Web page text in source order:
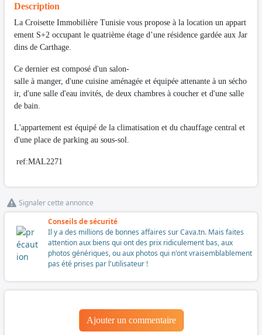
Description
La Croisette Immobilière Tunisie vous propose à la location un appart
ement S+2 occupant le quatrième étage d’une résidence gardée aux Jar
dins de Carthage.
Ce dernier est composé d'un salon-
salle à manger, d'une cuisine aménagée et équipée attenante à un sécho
ir, d'une salle d'eau invités, de deux chambres à coucher et d'une salle
de bain.
L'appartement est équipé de la climatisation et du chauffage central et
d'une place de parking au sous-sol.
ref:MAL2271
Signaler cette annonce
Conseils de sécurité
Il y a des millions de bonnes affaires sur Cava.tn. Mais faites
attention aux biens qui ont des prix ridiculement bas, aux
photos génériques, ou aux photos qui n'ont vraisemblablement
pas été prises par l'utilisateur !
Ajouter un commentaire